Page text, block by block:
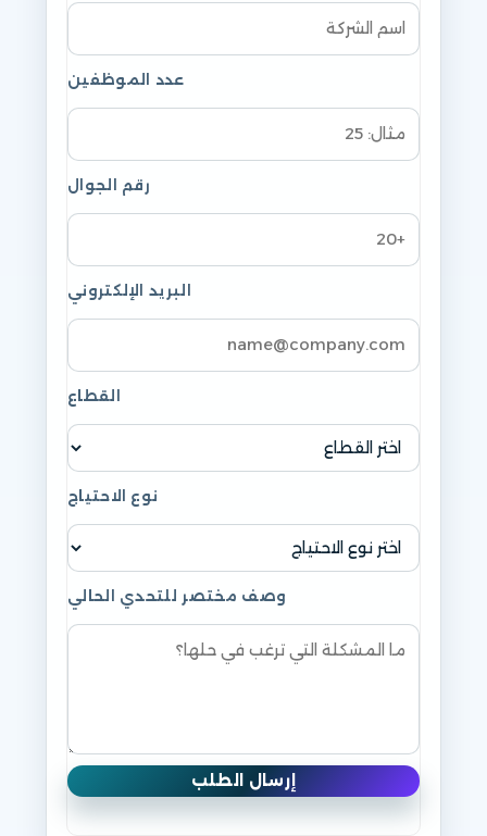
عدد الموظفين
رقم الجوال
البريد الإلكتروني
القطاع
نوع الاحتياج
وصف مختصر للتحدي الحالي
إرسال الطلب